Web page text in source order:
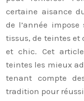
certaine aisance
de l’année
tissus, de teintes et
et chic. Cet
teintes les mieux
tenant compte
tradition pour